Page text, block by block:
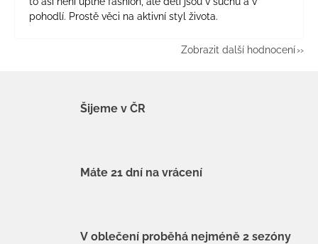
pohodlí. Prostě věci na aktivní styl života.
Zobrazit další hodnocení
Šijeme v ČR
Máte 21 dní na vrácení
V oblečení proběhá nejméně 2 sezóny